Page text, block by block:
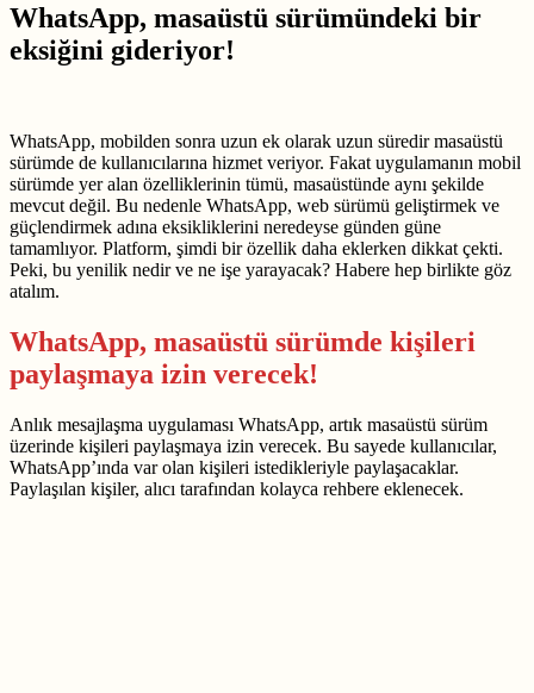
WhatsApp, masaüstü sürümündeki bir
eksiğini gideriyor!
WhatsApp, mobilden sonra uzun ek olarak uzun süredir masaüstü
sürümde de kullanıcılarına hizmet veriyor. Fakat uygulamanın mobil
sürümde yer alan özelliklerinin tümü, masaüstünde aynı şekilde
mevcut değil. Bu nedenle WhatsApp, web sürümü geliştirmek ve
güçlendirmek adına eksikliklerini neredeyse günden güne
tamamlıyor. Platform, şimdi bir özellik daha eklerken dikkat çekti.
Peki, bu yenilik nedir ve ne işe yarayacak? Habere hep birlikte göz
atalım.
WhatsApp, masaüstü sürümde kişileri
paylaşmaya izin verecek!
Anlık mesajlaşma uygulaması WhatsApp, artık masaüstü sürüm
üzerinde kişileri paylaşmaya izin verecek. Bu sayede kullanıcılar,
WhatsApp’ında var olan kişileri istedikleriyle paylaşacaklar.
Paylaşılan kişiler, alıcı tarafından kolayca rehbere eklenecek.